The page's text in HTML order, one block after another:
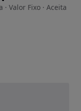
Valor Fixo · Aceita